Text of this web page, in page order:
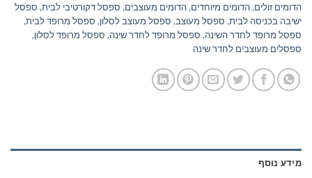
הדומים זולים,הדומים מיוחדים,הדומים מעוצבים, ספסל דקורטיבי לבית, ספסל
ישיבה בכניסה לבית, ספסל מעוצב, ספסל מעוצב לסלון, ספסל מרופד לבית,
ספסל מרופד לחדר השינה, ספסל מרופד לחדר שינה, ספסל מרופד לסלון,
ספסלים מעוצבים לחדר שינה
מידע נוסף